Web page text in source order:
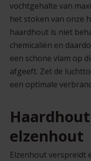
vochtgehalte van
het stoken van onze
haardhout is niet
chemicaliën en
een schone vlam op
afgeeft. Zet de
een optimale
elzenhout
Elzenhout verspreidt